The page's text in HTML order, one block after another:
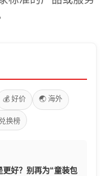
💰 好价 🌏 海外
换榜
更好？别再为“童装包